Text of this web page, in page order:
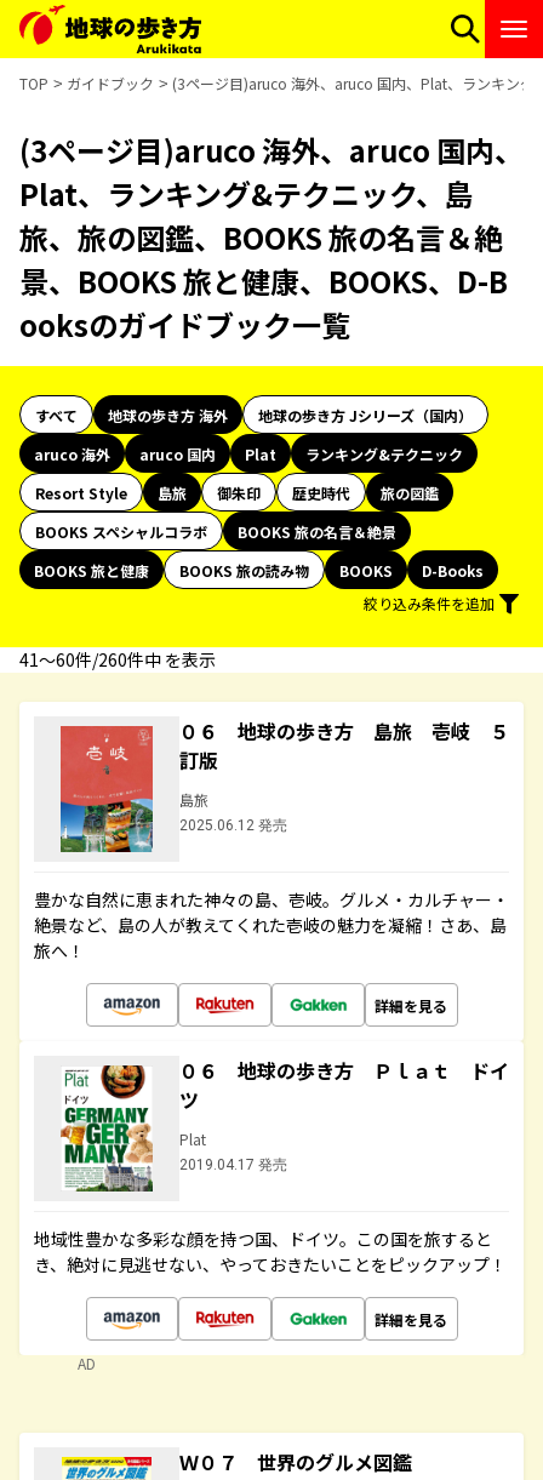
TOP ガイドブック (3ページ目)aruco 海外、aruco 国内、Plat、ランキング
(3ページ目)aruco 海外、aruco 国内、
Plat、ランキング&テクニック、島
旅、旅の図鑑、BOOKS 旅の名言＆絶
景、BOOKS 旅と健康、BOOKS、D-B
ooksのガイドブック一覧
すべて 地球の歩き方 海外
地球の歩き方 Jシリーズ（国内）
aruco 海外
aruco 国内 Plat
ランキング&テクニック
Resort Style
島旅 御朱印 歴史時代
旅の図鑑
BOOKS スペシャルコラボ
BOOKS 旅の名言＆絶景
BOOKS 旅と健康
BOOKS 旅の読み物 BOOKS
D-Books
絞り込み条件を追加
41〜60件/260件中 を表示
０６ 地球の歩き方 島旅 壱岐 ５
訂版
島旅
2025.06.12 発売
豊かな自然に恵まれた神々の島、壱岐。グルメ・カルチャー・
絶景など、島の人が教えてくれた壱岐の魅力を凝縮！さあ、島
旅へ！
詳細を見る
０６ 地球の歩き方 Ｐｌａｔ ドイ
ツ
Plat
2019.04.17 発売
地域性豊かな多彩な顔を持つ国、ドイツ。この国を旅すると
き、絶対に見逃せない、やっておきたいことをピックアップ！
詳細を見る
AD
Ｗ０７ 世界のグルメ図鑑